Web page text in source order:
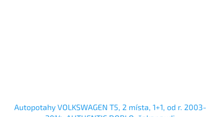
Autopotahy VOLKSWAGEN T5, 2 místa, 1+1, od r. 2003-